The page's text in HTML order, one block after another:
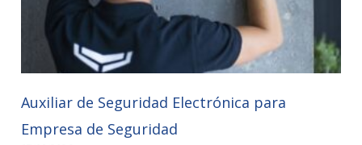
Auxiliar de Seguridad Electrónica para
Empresa de Seguridad